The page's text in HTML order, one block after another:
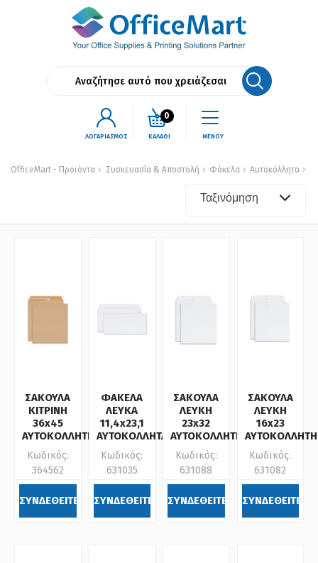
ΛΟΓΑΡΙΑΣΜΟΣ ΚΑΛΑΘΙ
0
ΜΕΝΟΥ
OfficeMart - Προϊόντα Συσκευασία & Αποστολή Φάκελα Αυτοκόλλητα
Ταξινόμηση
ΣΑΚΟΥΛΑ
ΚΙΤΡΙΝΗ
36x45
ΑΥΤΟΚΟΛΛΗΤΗ
Κωδικός:
364562
ΣΥΝΔΕΘΕΙΤΕ
ΦΑΚΕΛΑ
ΛΕΥΚΑ
11,4x23,1
ΑΥΤΟΚΟΛΛΗΤΑ
Κωδικός:
631035
ΣΥΝΔΕΘΕΙΤΕ
ΣΑΚΟΥΛΑ
ΛΕΥΚΗ
23x32
ΑΥΤΟΚΟΛΛΗΤΗ
Κωδικός:
631088
ΣΥΝΔΕΘΕΙΤΕ
ΣΑΚΟΥΛΑ
ΛΕΥΚΗ
16x23
ΑΥΤΟΚΟΛΛΗΤΗ
Κωδικός:
631082
ΣΥΝΔΕΘΕΙΤΕ